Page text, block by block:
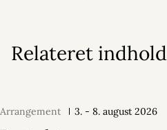
Relateret indhold
Arrangement 3. - 8. august 2026